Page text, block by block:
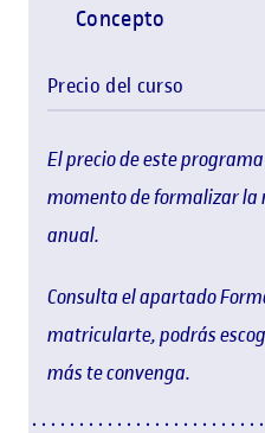
El precio de este
momento de formalizar la
anual.
Consulta el apartado
matricularte, podrás
más te convenga.
Concepto
Precio del curso